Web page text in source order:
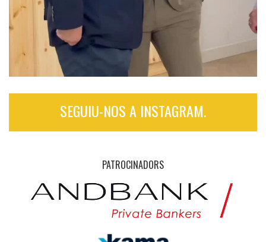
SEGUIU-NOS A INSTAGRAM.
PATROCINADORS